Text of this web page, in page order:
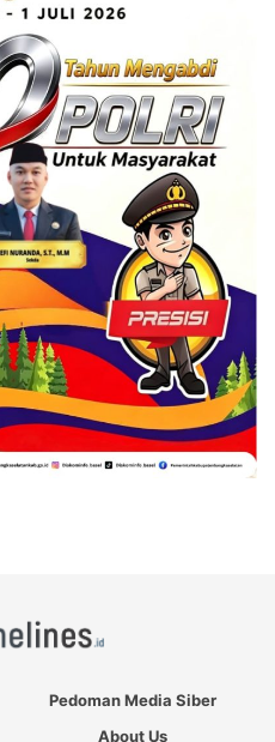
Pedoman Media Siber
About Us